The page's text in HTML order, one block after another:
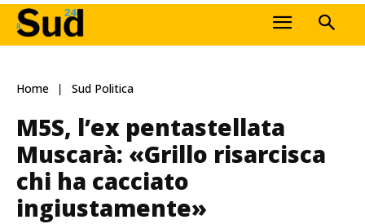
Home Sud Politica
M5S, l’ex pentastellata
Muscarà: «Grillo risarcisca
chi ha cacciato
ingiustamente»